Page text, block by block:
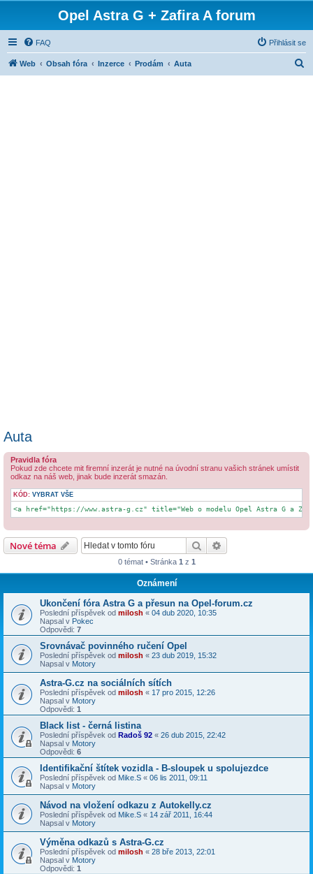
Opel Astra G + Zafira A forum
FAQ Přihlásit se
Web Obsah fóra Inzerce Prodám Auta
Auta
Pravidla fóra
Pokud zde chcete mit firemní inzerát je nutné na úvodní stranu vašich stránek umístit
odkaz na náš web, jinak bude inzerát smazán.
KÓD: VYBRAT VŠE
<a href="https://www.astra-g.cz" title="Web o modelu Opel Astra G a
Nové téma Hledat
0 témat • Stránka 1 z 1
Oznámení
Ukončení fóra Astra G a přesun na Opel-forum.cz
Poslední příspěvek od milosh « 04 dub 2020, 10:35
Napsal v Pokec
Odpovědi: 7
Srovnávač povinného ručení Opel
Poslední příspěvek od milosh « 23 dub 2019, 15:32
Napsal v Motory
Astra-G.cz na sociálních sítích
Poslední příspěvek od milosh « 17 pro 2015, 12:26
Napsal v Motory
Odpovědi: 1
Black list - černá listina
Poslední příspěvek od Radoš 92 « 26 dub 2015, 22:42
Napsal v Motory
Odpovědi: 6
Identifikační štítek vozidla - B-sloupek u spolujezdce
Poslední příspěvek od Mike.S « 06 lis 2011, 09:11
Napsal v Motory
Návod na vložení odkazu z Autokelly.cz
Poslední příspěvek od Mike.S « 14 zář 2011, 16:44
Napsal v Motory
Výměna odkazů s Astra-G.cz
Poslední příspěvek od milosh « 28 bře 2013, 22:01
Napsal v Motory
Odpovědi: 1